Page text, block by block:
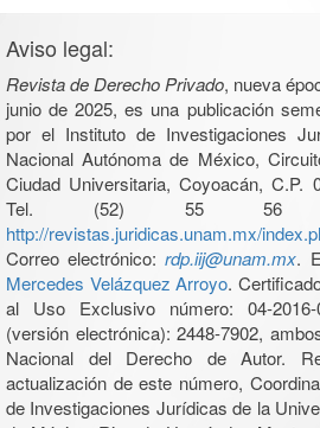
Aviso legal:
Revista de Derecho Privado, nueva
junio de 2025, es una publicación
por el Instituto de Investigaciones
Nacional Autónoma de México,
Ciudad Universitaria, Coyoacán, C.P.
Tel. (52) 55
http://revistas.juridicas.unam.mx/
Correo electrónico: rdp.iij@unam.mx.
Mercedes Velázquez Arroyo.
al Uso Exclusivo número: 04-2016-
(versión electrónica): 2448-7902,
Nacional del Derecho de Autor.
actualización de este número,
de Investigaciones Jurídicas de la